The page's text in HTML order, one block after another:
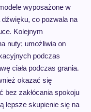
wyposażone w
co pozwala na
Kolejnym
nuty; umożliwia on
podczas
ciała podczas grania.
okazać się
bez zakłócania spokoju
lepsze skupienie się na